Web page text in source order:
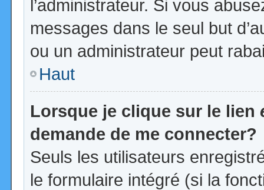
l’administrateur. Si vous
messages dans le seul but
ou un administrateur peut
Haut
Lorsque je clique sur le lien
demande de me connecter?
Seuls les utilisateurs
le formulaire intégré (si la